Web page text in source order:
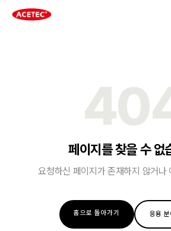
페이지를 찾을 수 없
요청하신 페이지가 존재하지 않거나
홈으로 돌아가기 응용 분